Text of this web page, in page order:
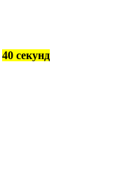
40 секунд